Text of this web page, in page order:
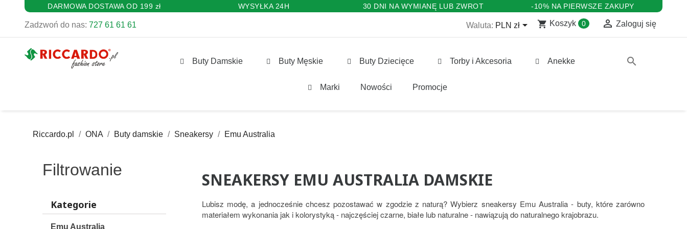
DARMOWA DOSTAWA OD 199 zł WYSYŁKA 24H 30 DNI NA WYMIANĘ LUB ZWROT -10% NA PIERWSZE ZAKUPY
Zadzwoń do nas: 727 61 61 61 Waluta: PLN zł shopping_cart Koszyk 0  Zaloguj się
Buty Damskie Buty Męskie Buty Dziecięce Torby i Akcesoria Anekke
Marki Nowości Promocje
search
Riccardo.pl ONA Buty damskie Sneakersy Emu Australia
Filtrowanie
Kategorie
Emu Australia
SNEAKERSY EMU AUSTRALIA DAMSKIE
Lubisz modę, a jednocześnie chcesz pozostawać w zgodzie z naturą? Wybierz sneakersy Emu Australia - buty, które zarówno
materiałem wykonania jak i kolorystyką - najczęściej czarne, białe lub naturalne - nawiązują do naturalnego krajobrazu.